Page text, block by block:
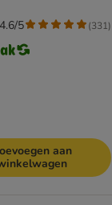
5 (331)
aan